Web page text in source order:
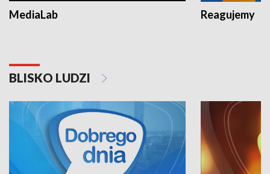
MediaLab Reagujemy
BLISKO LUDZI